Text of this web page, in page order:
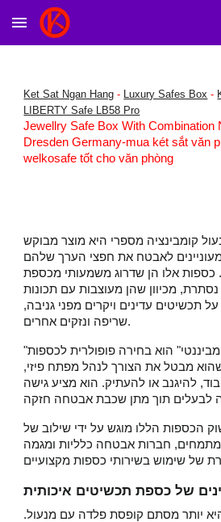
Skip to main content
Ket Sat Ngan Hang - Luxury Safes Box -
LIBERTY Safe LB58 Pro
Jewellry Safe Box With Combination
Dresden Germany-mua két sắt văn
welkosafe tốt cho văn phòng
קומבינציה מספרי היא מוצר מבוקש
לאבטח את חפצי הערך שלהם
כספות אלו הן שדרוג משמעותי מכספת
מכיוון שהן מעוצבות עם תכונות
תכשיטים עדינים ויקרים מפני גניבה,
שריפה ונזקים אחרים.
"מנעול מספרים קומביננטי" הוא בחירה פופולרית לכספות
מבטל את הצורך לנהל מפתח פיזי,
להיגנב או להעתיק. הוא מציע גישה
הכספות הללו מוגש על ידי שילוב של
ומתמחים, חברות אבטחה כלליות ומגמה
של כספת תכשיטים איכותית
יותר מסתם קופסת פלדה עם מנעול.